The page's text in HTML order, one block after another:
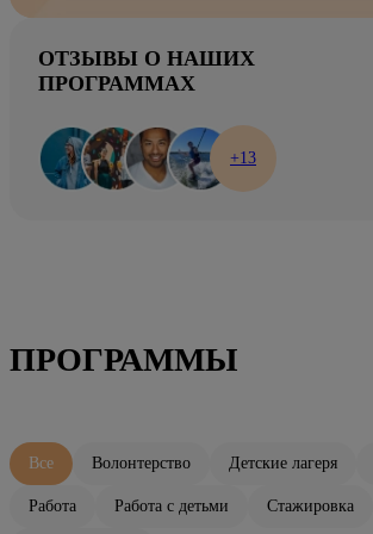
ОТЗЫВЫ О НАШИХ
ПРОГРАММАХ
+13
ПРОГРАММЫ
Все Волонтерство Детские лагеря
Работа Работа с детьми Стажировка